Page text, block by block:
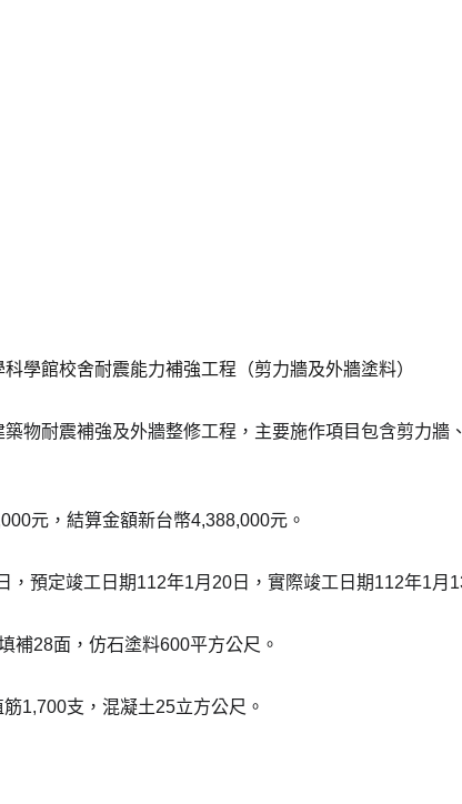
學館校舍耐震能力補強工程（剪力牆及外牆塗料）
築物耐震補強及外牆整修工程，主要施作項目包含剪力牆
元，結算金額新台幣4,388,000元。
，預定竣工日期112年1月20日，實際竣工日期112年1月
補28面，仿石塗料600平方公尺。
筋1,700支，混凝土25立方公尺。